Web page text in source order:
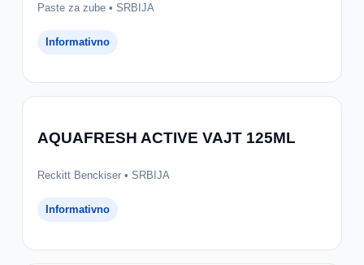
Paste za zube • SRBIJA
Informativno
AQUAFRESH ACTIVE VAJT 125ML
Reckitt Benckiser • SRBIJA
Informativno